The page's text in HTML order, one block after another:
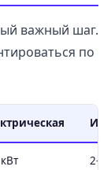
важный шаг.
по
2–8